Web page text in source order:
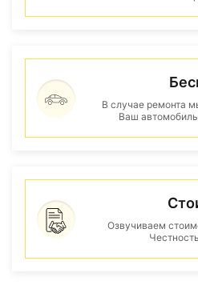
В случае ремонта
Ваш
Озвучиваем